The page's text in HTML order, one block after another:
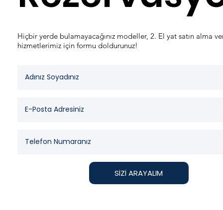
Hiçbir yerde bulamayacağınız modeller, 2. El yat satın alma
hizmetlerimiz için formu doldurunuz!
SİZİ ARAYALIM